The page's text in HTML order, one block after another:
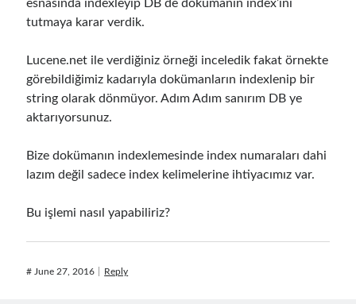
esnasında indexleyip DB de dokumanın index’ini
tutmaya karar verdik.
Lucene.net ile verdiğiniz örneği inceledik fakat örnekte
görebildiğimiz kadarıyla dokümanların indexlenip bir
string olarak dönmüyor. Adım Adım sanırım DB ye
aktarıyorsunuz.
Bize dokümanın indexlemesinde index numaraları dahi
lazım değil sadece index kelimelerine ihtiyacımız var.
Bu işlemi nasıl yapabiliriz?
# June 27, 2016 Reply